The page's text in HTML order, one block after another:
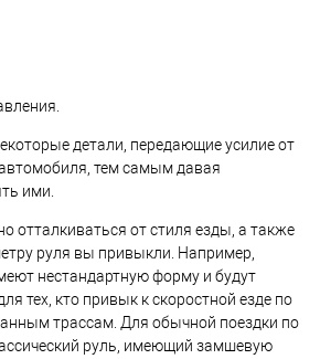
детали, передающие усилие от
тем самым давая
ими.
отталкиваться от стиля езды, а также
руля вы привыкли. Например,
нестандартную форму и будут
тех, кто привык к скоростной езде по
трассам. Для обычной поездки по
руль, имеющий замшевую